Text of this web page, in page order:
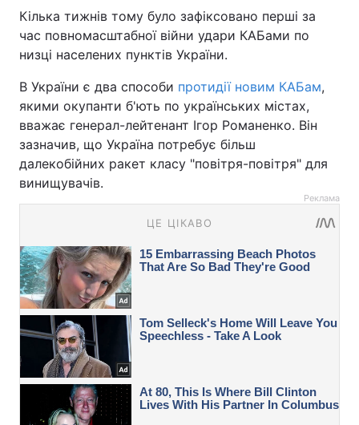
Кілька тижнів тому було зафіксовано перші за
час повномасштабної війни удари КАБами по
низці населених пунктів України.
В України є два способи протидії новим КАБам,
якими окупанти б'ють по українських містах,
вважає генерал-лейтенант Ігор Романенко. Він
зазначив, що Україна потребує більш
далекобійних ракет класу "повітря-повітря" для
винищувачів.
Реклама